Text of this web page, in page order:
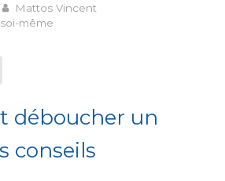
Mattos Vincent
même
déboucher un
conseils